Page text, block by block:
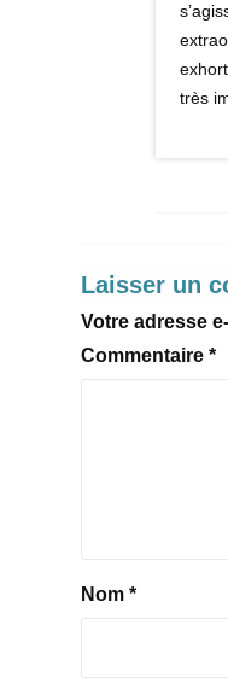
très
Laisser un
Votre adresse
Commentaire*
Nom*